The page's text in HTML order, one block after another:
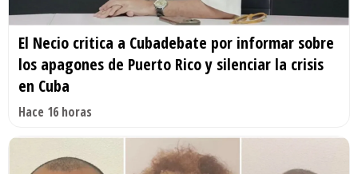
El Necio critica a Cubadebate por informar sobre
los apagones de Puerto Rico y silenciar la crisis
en Cuba
Hace 16 horas